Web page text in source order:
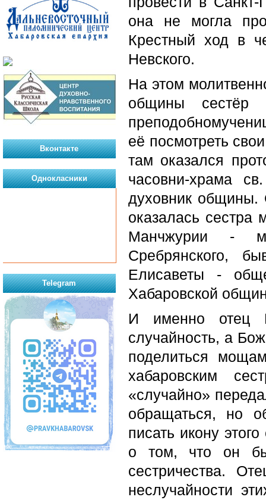
она не могла
Крестный ход в
Невского.
На этом
общины сестёр
её посмотреть
там оказался
часовни-храма
духовник общины.
оказалась сестра
Манчжурии -
Сребрянского,
Елисаветы -
Хабаровской
И именно отец
случайность, а
поделиться
хабаровским
«случайно»
обращаться, но
писать икону
о том, что он
сестричества.
неслучайности
Вконтакте
Однокласники
Telegram